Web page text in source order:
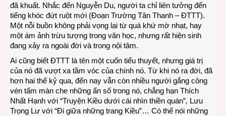
đã khuất. Nhắc đến Nguyễn Du, người ta chỉ liên tưởng đến
tiếng khóc đứt ruột mới (Đoạn Trường Tân Thanh – ĐTTT).
Một nỗi buồn không phải vọng lại từ quá khứ mờ nhạt, hay
một ám ảnh trừu tượng trong văn học, nhưng rất hiện sinh
đang xảy ra ngoài đời và trong nội tâm.
Ai cũng biết ĐTTT là tên một cuốn tiểu thuyết, nhưng giá trị
của nó đã vượt xa tầm vóc của chính nó. Từ khi nó ra đời, đã
hơn hai thế kỷ qua, đến nay vẫn còn nhiều người gắng công
vén tấm màn che những ẩn số trong nó, chẳng hạn Thích
Nhất Hạnh với “Truyện Kiều dưới cái nhìn thiền quán”, Lưu
Trọng Lư với “Đi giữa những trang Kiều”… Có thể nói những